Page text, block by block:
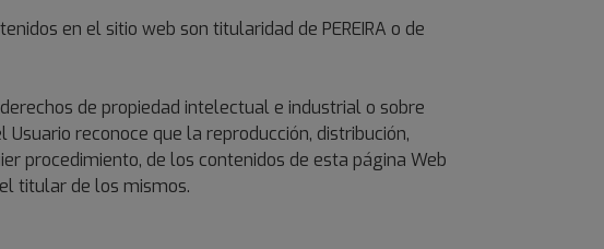
en el sitio web son titularidad de PEREIRA o de
de propiedad intelectual e industrial o sobre
reconoce que la reproducción, distribución,
procedimiento, de los contenidos de esta página Web
titular de los mismos.